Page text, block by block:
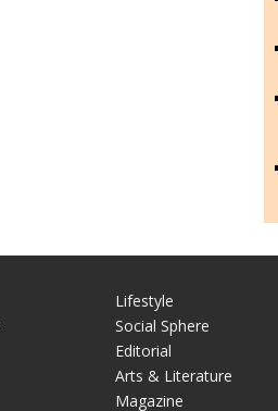
Lifestyle
Social Sphere
Editorial
Arts & Literature
Magazine